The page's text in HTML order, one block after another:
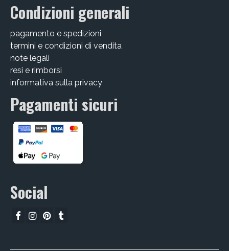
PORTFOLIO
CHI SIAMO
CONTATTI
GUIDA ALL’ACQUISTO
Condizioni generali
pagamento e spedizioni
termini e condizioni di vendita
note legali
resi e rimborsi
informativa sulla privacy
Pagamenti sicuri
Social